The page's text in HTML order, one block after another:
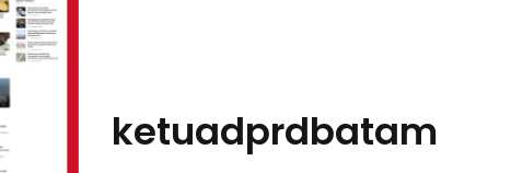
ketuadprdbatam